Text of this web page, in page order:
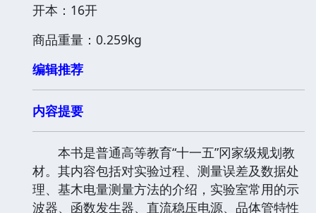
开本：16开
商品重量：0.259kg
编辑推荐
内容提要
本书是普通高等教育“十一五”冈家级规划教
材。其内容包括对实验过程、测量误差及数据处
理、基木电量测量方法的介绍，实验室常用的示
波器、函数发生器、直流稳压电源、品体管特性